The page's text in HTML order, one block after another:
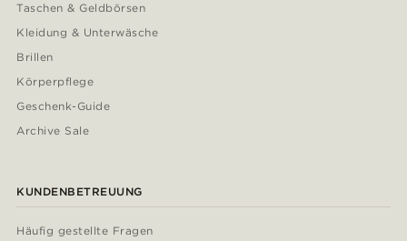
Taschen & Geldbörsen
Kleidung & Unterwäsche
Brillen
Körperpflege
Geschenk-Guide
Archive Sale
KUNDENBETREUUNG
Häufig gestellte Fragen